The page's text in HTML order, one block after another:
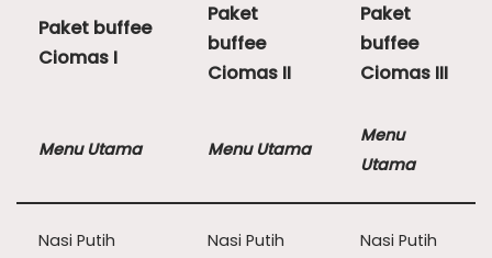
Paket buffee
Ciomas I
Paket
buffee
Ciomas II
Paket
buffee
Ciomas III
Menu Utama Menu Utama
Menu
Utama
Nasi Putih Nasi Putih Nasi Putih